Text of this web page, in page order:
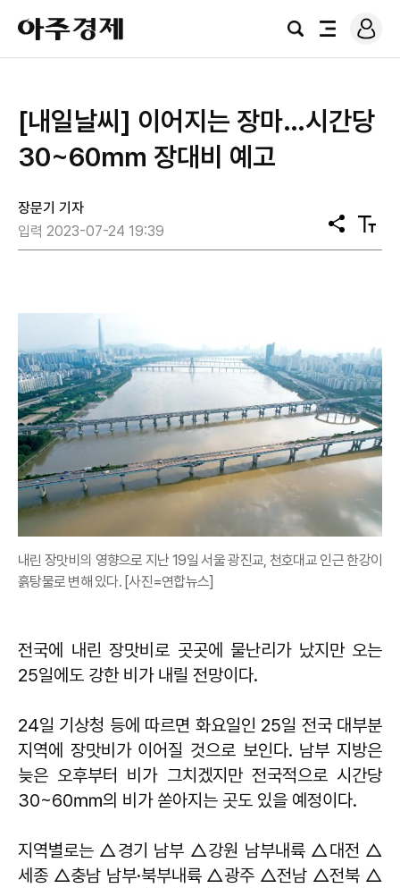
아
주
경
검
전
로
그
​[내일날씨] 이어지는 장마…시간당
30~60㎜ 장대비 예고
장문기 기자
입력 2023-07-24 19:39
공
유
텍
스
내린 장맛비의 영향으로 지난 19일 서울 광진교, 천호대교 인근 한강이
흙탕물로 변해 있다. [사진=연합뉴스]
전국에 내린 장맛비로 곳곳에 물난리가 났지만 오는
25일에도 강한 비가 내릴 전망이다.
24일 기상청 등에 따르면 화요일인 25일 전국 대부분
지역에 장맛비가 이어질 것으로 보인다. 남부 지방은
늦은 오후부터 비가 그치겠지만 전국적으로 시간당
30~60㎜의 비가 쏟아지는 곳도 있을 예정이다.
지역별로는 △경기 남부 △강원 남부내륙 △대전 △
세종 △충남 남부·북부내륙 △광주 △전남 △전북 △